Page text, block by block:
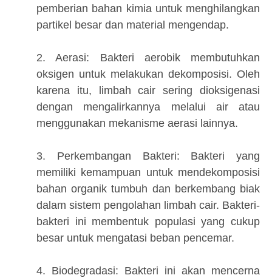
pemberian bahan kimia untuk menghilangkan
partikel besar dan material mengendap.
2. Aerasi: Bakteri aerobik membutuhkan
oksigen untuk melakukan dekomposisi. Oleh
karena itu, limbah cair sering dioksigenasi
dengan mengalirkannya melalui air atau
menggunakan mekanisme aerasi lainnya.
3. Perkembangan Bakteri: Bakteri yang
memiliki kemampuan untuk mendekomposisi
bahan organik tumbuh dan berkembang biak
dalam sistem pengolahan limbah cair. Bakteri-
bakteri ini membentuk populasi yang cukup
besar untuk mengatasi beban pencemar.
4. Biodegradasi: Bakteri ini akan mencerna